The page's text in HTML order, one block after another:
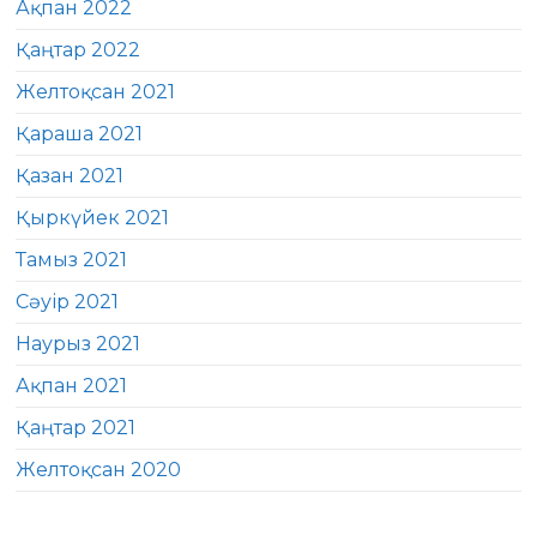
Ақпан 2022
Қаңтар 2022
Желтоқсан 2021
Қараша 2021
Қазан 2021
Қыркүйек 2021
Тамыз 2021
Сәуір 2021
Наурыз 2021
Ақпан 2021
Қаңтар 2021
Желтоқсан 2020